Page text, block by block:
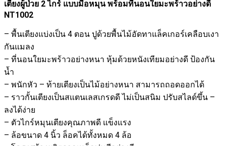
เตียงผู้ป่วย 2 ไกร์ แบบมือหมุน พร้อมที่นอนใยมะพร้าวอย่างดี
NT1002
– พื้นเตียงแบ่งเป็น 4 ตอน ปูด้วยพื้นไม้อัดทาแล็คเกอร์เคลือบเงา
กันแมลง
– ที่นอนใยมะพร้าวอย่างหนา หุ้มด้วยหนังเทียมอย่างดี ป้องกัน
น้ำ
– พนักหัว – ท้ายเตียงเป็นไม้อย่างหนา สามารถถอดออกได้
– ราวกั้นเตียงเป็นสแตนเลสเกรดดี ไม่เป็นสนิม ปรับสไลด์ขึ้น –
ลงได้ง่าย
– ตัวไกร์หมุนเตียงคุณภาพดี แข็งแรง
– ล้อขนาด 4 นิ้ว ล็อคได้ทั้งหมด 4 ล้อ